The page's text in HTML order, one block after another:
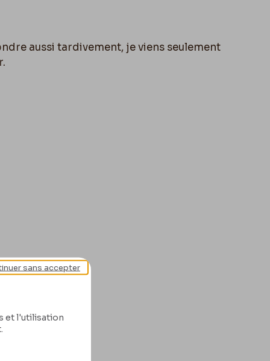
aussi tardivement, je viens seulement
et l'utilisation
sans accepter